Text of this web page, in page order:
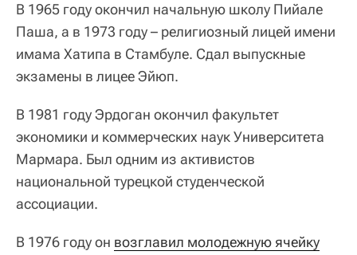
В 1965 году окончил начальную школу Пийале
Паша, а в 1973 году – религиозный лицей имени
имама Хатипа в Стамбуле. Сдал выпускные
экзамены в лицее Эйюп.
В 1981 году Эрдоган окончил факультет
экономики и коммерческих наук Университета
Мармара. Был одним из активистов
национальной турецкой студенческой
ассоциации.
В 1976 году он возглавил молодежную ячейку